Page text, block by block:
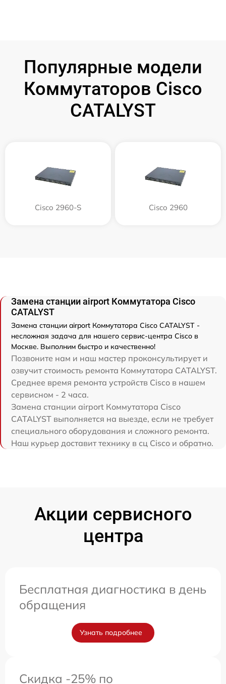
Популярные модели
Коммутаторов Cisco
CATALYST
Cisco 2960-S Cisco 2960
Замена станции airport Коммутатора Cisco
CATALYST
Замена станции airport Коммутатора Cisco CATALYST -
несложная задача для нашего сервис-центра Cisco в
Москве. Выполним быстро и качественно!
Позвоните нам и наш мастер проконсультирует и
озвучит стоимость ремонта Коммутатора CATALYST.
Среднее время ремонта устройств Cisco в нашем
сервисном - 2 часа.
Замена станции airport Коммутатора Cisco
CATALYST выполняется на выезде, если не требует
специального оборудования и сложного ремонта.
Наш курьер доставит технику в сц Cisco и обратно.
Акции сервисного
центра
Бесплатная диагностика в день
обращения
Узнать подробнее
Скидка -25% по